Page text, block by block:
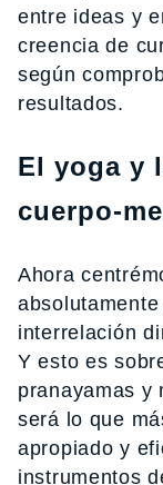
entre ideas y
creencia de
según
resultados.
El yoga y
cuerpo-
Ahora
interrelación
Y esto es
pranayamas y
será lo que
apropiado y
instrumentos